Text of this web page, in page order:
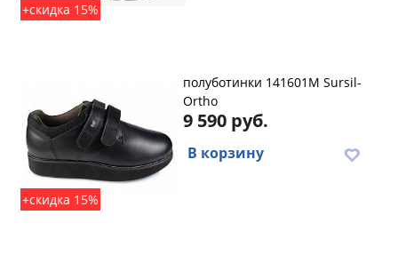
+скидка 15%
+скидка 15%
полуботинки 141601M Sursil-
Ortho
9 590 руб.
В корзину